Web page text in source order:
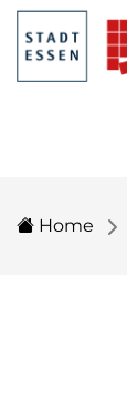
Home